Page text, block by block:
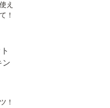
え
！
ン
！